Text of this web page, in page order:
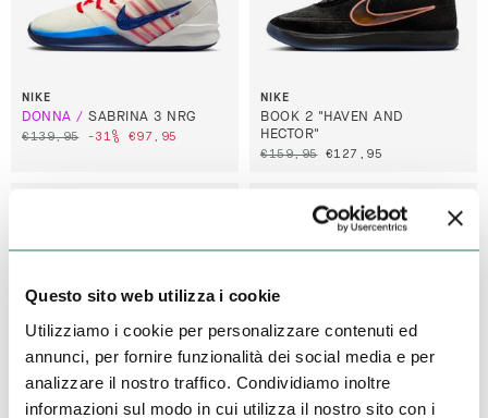
Questo sito web utilizza i cookie
Utilizziamo i cookie per personalizzare contenuti ed
annunci, per fornire funzionalità dei social media e per
analizzare il nostro traffico. Condividiamo inoltre
informazioni sul modo in cui utilizza il nostro sito con i
NIKE
SABRINA 3 NRG
€139,95 -31% €97,95
NIKE
BOOK 2 "HAVEN AND
HECTOR"
€159,95 €127,95